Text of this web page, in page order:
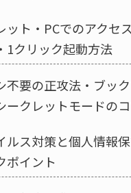
ット・PCでのアクセ
1クリック起動方法
不要の正攻法・ブッ
ークレットモードの
ルス対策と個人情報
ポイント